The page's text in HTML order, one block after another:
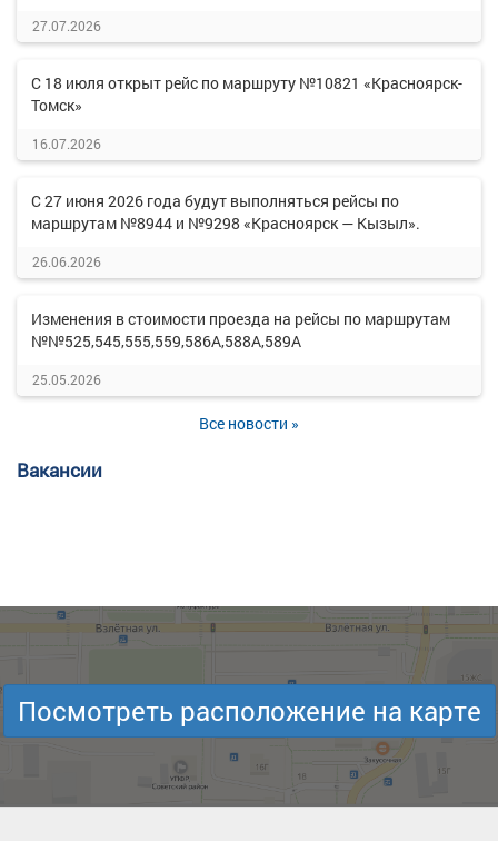
27.07.2026
С 18 июля открыт рейс по маршруту №10821 «Красноярск-
Томск»
16.07.2026
С 27 июня 2026 года будут выполняться рейсы по
маршрутам №8944 и №9298 «Красноярск — Кызыл».
26.06.2026
Изменения в стоимости проезда на рейсы по маршрутам
№№525,545,555,559,586А,588А,589А
25.05.2026
Все новости »
Вакансии
Посмотреть расположение на карте